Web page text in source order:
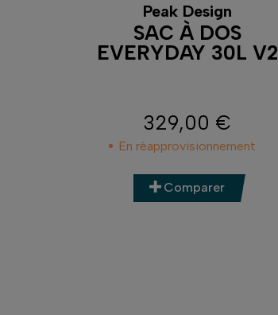
Peak Design
SAC À DOS
EVERYDAY 30L V2
Prix
329,00 €
En réapprovisionnement
Comparer